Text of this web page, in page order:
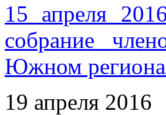
15 апреля
собрание
Южном
19 апреля 2016